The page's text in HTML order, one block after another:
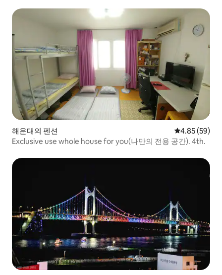
해운대의 펜션 평점 4.85점(5
4.85 (59)
Exclusive use whole house for you(나만의 전용 공간). 4th.